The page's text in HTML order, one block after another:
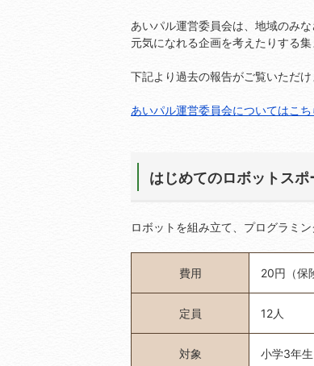
あいパル運営委員会は、地域のみ
元気になれる企画を考えたりする集
下記より過去の報告がご覧いただけ
あいパル運営委員会についてはこち
はじめてのロボットス
ロボットを組み立て、プログラミ
費用 20円（保
定員 12人
対象 小学3年